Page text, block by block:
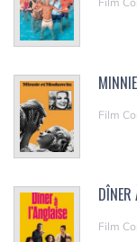
Film
DÎNER
Film